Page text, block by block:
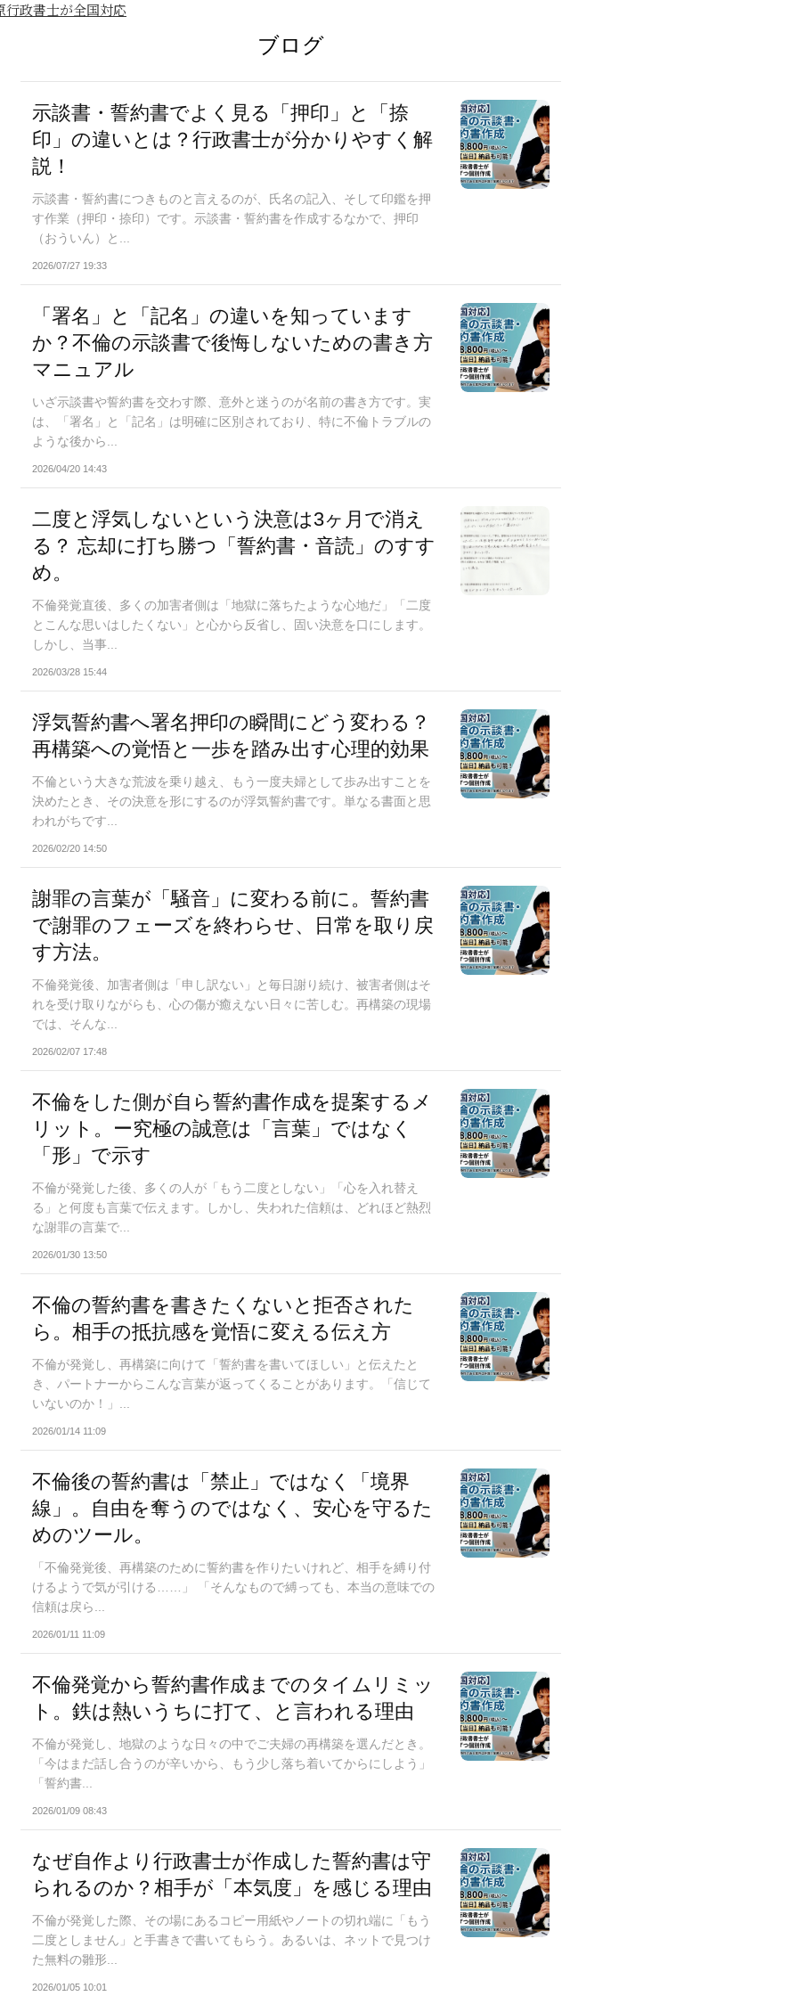
政書士が全国対応
ブログ
示談書・誓約書でよく見る「押印」と「捺
印」の違いとは？行政書士が分かりやすく解
説！
示談書・誓約書につきものと言えるのが、氏名の記入、そして印鑑を押
す作業（押印・捺印）です。示談書・誓約書を作成するなかで、押印
（おういん）と...
2026/07/27 19:33
「署名」と「記名」の違いを知っています
か？不倫の示談書で後悔しないための書き方
マニュアル
いざ示談書や誓約書を交わす際、意外と迷うのが名前の書き方です。実
は、「署名」と「記名」は明確に区別されており、特に不倫トラブルの
ような後から...
2026/04/20 14:43
二度と浮気しないという決意は3ヶ月で消え
る？ 忘却に打ち勝つ「誓約書・音読」のすす
め。
不倫発覚直後、多くの加害者側は「地獄に落ちたような心地だ」「二度
とこんな思いはしたくない」と心から反省し、固い決意を口にします。
しかし、当事...
2026/03/28 15:44
浮気誓約書へ署名押印の瞬間にどう変わる？
再構築への覚悟と一歩を踏み出す心理的効果
不倫という大きな荒波を乗り越え、もう一度夫婦として歩み出すことを
決めたとき、その決意を形にするのが浮気誓約書です。単なる書面と思
われがちです...
2026/02/20 14:50
謝罪の言葉が「騒音」に変わる前に。誓約書
で謝罪のフェーズを終わらせ、日常を取り戻
す方法。
不倫発覚後、加害者側は「申し訳ない」と毎日謝り続け、被害者側はそ
れを受け取りながらも、心の傷が癒えない日々に苦しむ。再構築の現場
では、そんな...
2026/02/07 17:48
不倫をした側が自ら誓約書作成を提案するメ
リット。ー究極の誠意は「言葉」ではなく
「形」で示す
不倫が発覚した後、多くの人が「もう二度としない」「心を入れ替え
る」と何度も言葉で伝えます。しかし、失われた信頼は、どれほど熱烈
な謝罪の言葉で...
2026/01/30 13:50
不倫の誓約書を書きたくないと拒否された
ら。相手の抵抗感を覚悟に変える伝え方
不倫が発覚し、再構築に向けて「誓約書を書いてほしい」と伝えたと
き、パートナーからこんな言葉が返ってくることがあります。「信じて
いないのか！」...
2026/01/14 11:09
不倫後の誓約書は「禁止」ではなく「境界
線」。自由を奪うのではなく、安心を守るた
めのツール。
「不倫発覚後、再構築のために誓約書を作りたいけれど、相手を縛り付
けるようで気が引ける……」 「そんなもので縛っても、本当の意味での
信頼は戻ら...
2026/01/11 11:09
不倫発覚から誓約書作成までのタイムリミッ
ト。鉄は熱いうちに打て、と言われる理由
不倫が発覚し、地獄のような日々の中でご夫婦の再構築を選んだとき。
「今はまだ話し合うのが辛いから、もう少し落ち着いてからにしよう」
「誓約書...
2026/01/09 08:43
なぜ自作より行政書士が作成した誓約書は守
られるのか？相手が「本気度」を感じる理由
不倫が発覚した際、その場にあるコピー用紙やノートの切れ端に「もう
二度としません」と手書きで書いてもらう。あるいは、ネットで見つけ
た無料の雛形...
2026/01/05 10:01